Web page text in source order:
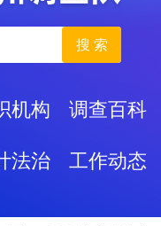
搜 索
机构 调查百科
法治 工作动态